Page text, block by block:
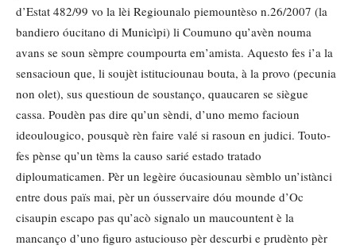
d’Estat 482/99 vo la lèi Regiounalo piemountèso n.26/2007 (la
bandiero óucitano di Municìpi) li Coumuno qu’avèn nouma
avans se soun sèmpre coumpourta em’amista. Aquesto fes i’a la
sensacioun que, li soujèt istituciounau bouta, à la provo (pecunia
non olet), sus questioun de soustanço, quaucaren se siègue
cassa. Poudèn pas dire qu’un sèndi, d’uno memo facioun
ideoulougico, pousquè rèn faire valé si rasoun en judici. Touto-
fes pènse qu’un tèms la causo sarié estado tratado
diploumaticamen. Pèr un legèire óucasiounau sèmblo un’istànci
entre dous païs mai, pèr un óusservaire dóu mounde d’Oc
cisaupin escapo pas qu’acò signalo un maucountent è la
mancanço d’uno figuro astuciouso pèr descurbi e prudènto pèr